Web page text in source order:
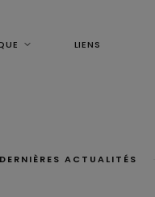
LIENS
DERNIÈRES ACTUALITÉS